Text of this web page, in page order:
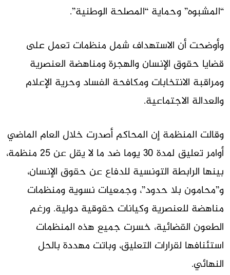
“المشبوه” وحماية “المصلحة الوطنية”.
وأوضحت أن الاستهداف شمل منظمات تعمل على
قضايا حقوق الإنسان والهجرة ومناهضة العنصرية
ومراقبة الانتخابات ومكافحة الفساد وحرية الإعلام
والعدالة الاجتماعية.
وقالت المنظمة إن المحاكم أصدرت خلال العام الماضي
أوامر تعليق لمدة 30 يوما ضد ما لا يقل عن 25 منظمة،
بينها الرابطة التونسية للدفاع عن حقوق الإنسان،
و”محامون بلا حدود”، وجمعيات نسوية ومنظمات
مناهضة للعنصرية وكيانات حقوقية دولية. ورغم
الطعون القضائية، خسرت جميع هذه المنظمات
استئنافها لقرارات التعليق، وباتت مهددة بالحل
النهائي.